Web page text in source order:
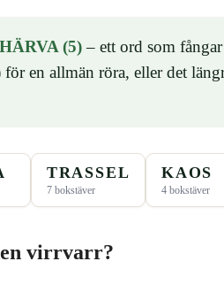
HÄRVA (5)– ett ord som
en allmän röra, eller det
TRASSEL
7 bokstäver
KAOS
4 bokstäver
virrvarr?